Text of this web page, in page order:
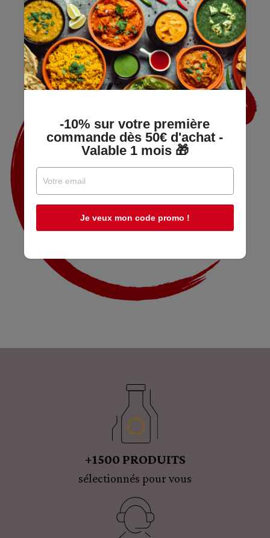
+1500 PRODUITS
sélectionnés pour vous
-10% sur votre première
commande dès 50€ d'achat -
Valable 1 mois 🎁
Je veux mon code promo !